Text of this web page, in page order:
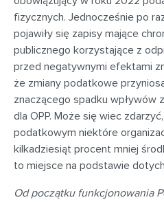
fizycznych. Jednocześnie po
pojawiły się zapisy mające
publicznego korzystające z
przed negatywnymi efektami
że zmiany podatkowe
znaczącego spadku wpływów
dla OPP. Może się wiec
podatkowym niektóre
kilkadziesiąt procent mniej
to miejsce na podstawie
Od początku funkcjonowania